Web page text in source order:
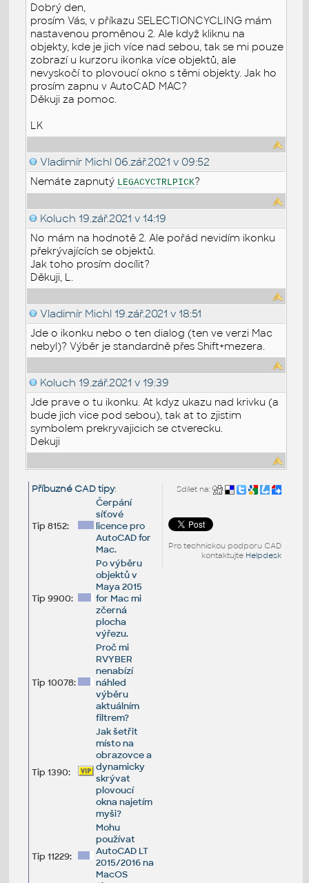
Dobrý den,
prosím Vás, v příkazu SELECTIONCYCLING mám
nastavenou proměnou 2. Ale když kliknu na
objekty, kde je jich více nad sebou, tak se mi pouze
zobrazí u kurzoru ikonka více objektů, ale
nevyskočí to plovoucí okno s těmi objekty. Jak ho
prosím zapnu v AutoCAD MAC?
Děkuji za pomoc.
LK
Vladimír Michl 06.zář.2021 v 09:52
Nemáte zapnutý LEGACYCTRLPICK?
Koluch 19.zář.2021 v 14:19
No mám na hodnotě 2. Ale pořád nevidím ikonku
překrývajících se objektů.
Jak toho prosím docílit?
Děkuji, L.
Vladimír Michl 19.zář.2021 v 18:51
Jde o ikonku nebo o ten dialog (ten ve verzi Mac
nebyl)? Výběr je standardně přes Shift+mezera.
Koluch 19.zář.2021 v 19:39
Jde prave o tu ikonku. At kdyz ukazu nad krivku (a
bude jich vice pod sebou), tak at to zjistim
symbolem prekryvajicich se ctverecku.
Dekuji
Sdílet na:
Pro technickou podporu CAD
kontaktujte Helpdesk
Příbuzné CAD tipy:
Tip 8152:
Čerpání
síťové
licence pro
AutoCAD for
Mac.
Tip 9900:
Po výběru
objektů v
Maya 2015
for Mac mi
zčerná
plocha
výřezu.
Tip 10078:
Proč mi
RVYBER
nenabízí
náhled
výběru
aktuálním
filtrem?
Tip 1390:
Jak šetřit
místo na
obrazovce a
dynamicky
skrývat
plovoucí
okna najetím
myši?
Tip 11229:
Mohu
používat
AutoCAD LT
2015/2016 na
MacOS